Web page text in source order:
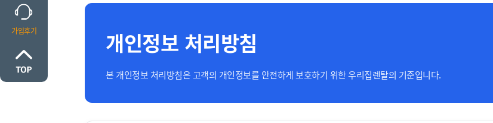
개인정보 처리방침
본 개인정보 처리방침은 고객의 개인정보를 안전하게 보호하기 위한 우리집렌탈의 기준입니다.
가입후기